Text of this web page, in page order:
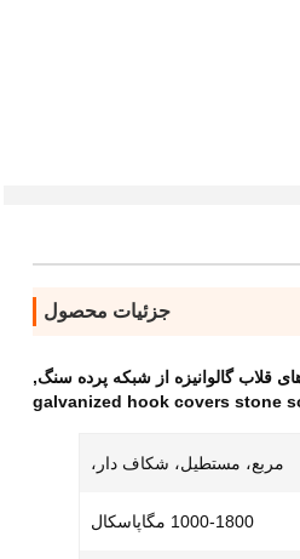
جزئیات محصول
,
galvanized hook covers stone
مربع، مستطیل، شکاف دار،
1000-1800 مگاپاسکال